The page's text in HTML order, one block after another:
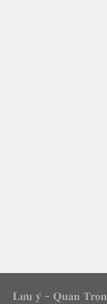
𝐋𝐮̛𝐮 𝐲́ - 𝐐𝐮𝐚𝐧